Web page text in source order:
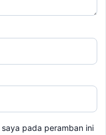
pada peramban ini